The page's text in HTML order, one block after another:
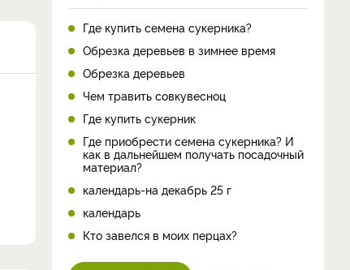
Где купить семена сукерника?
Обрезка деревьев в зимнее время
Обрезка деревьев
Чем травить совкувесноц
Где купить сукерник
Где приобрести семена сукерника? И
как в дальнейшем получать посадочный
материал?
календарь-на декабрь 25 г
календарь
Кто завелся в моих перцах?